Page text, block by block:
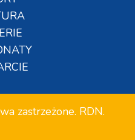
zastrzeżone. RDN.